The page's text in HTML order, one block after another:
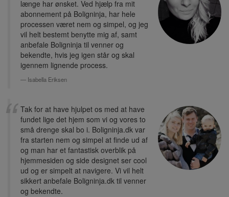
længe har ønsket. Ved hjælp fra mit
abonnement på Boligninja, har hele
processen været nem og simpel, og jeg
vil helt bestemt benytte mig af, samt
anbefale Boligninja til venner og
bekendte, hvis jeg igen står og skal
igennem lignende process.
Isabella Eriksen
Tak for at have hjulpet os med at have
fundet lige det hjem som vi og vores to
små drenge skal bo i. Boligninja.dk var
fra starten nem og simpel at finde ud af
og man har et fantastisk overblik på
hjemmesiden og side designet ser cool
ud og er simpelt at navigere. Vi vil helt
sikkert anbefale Boligninja.dk til venner
og bekendte.